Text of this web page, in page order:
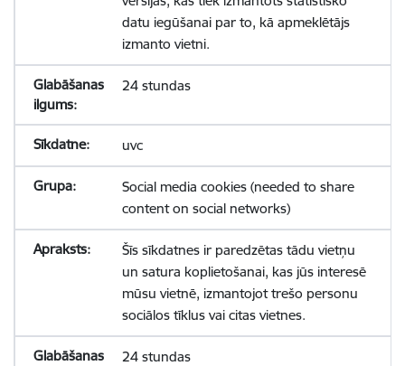
datu iegūšanai par to, kā apmeklētājs
izmanto vietni.
24 stundas
uvc
Social media cookies (needed to share
content on social networks)
Šīs sīkdatnes ir paredzētas tādu vietņu
un satura koplietošanai, kas jūs interesē
mūsu vietnē, izmantojot trešo personu
sociālos tīklus vai citas vietnes.
24 stundas